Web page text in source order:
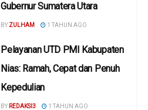
Gubernur Sumatera Utara
BY ZULHAM 1 TAHUN AGO
Pelayanan UTD PMI Kabupaten
Nias: Ramah, Cepat dan Penuh
Kepedulian
BY REDAKSI3 1 TAHUN AGO